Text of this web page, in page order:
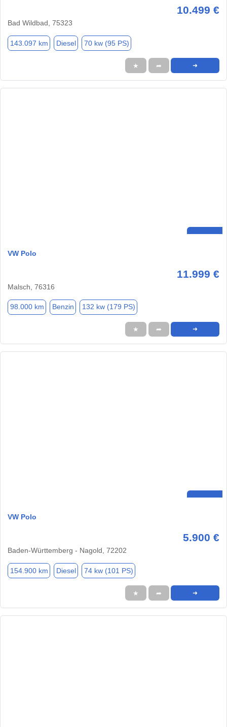
10.499 €
Bad Wildbad, 75323
143.097 km Diesel 70 kw (95 PS)
★ ➦ ➜
VW Polo
11.999 €
Malsch, 76316
98.000 km Benzin 132 kw (179 PS)
★ ➦ ➜
VW Polo
5.900 €
Baden-Württemberg - Nagold, 72202
154.900 km Diesel 74 kw (101 PS)
★ ➦ ➜